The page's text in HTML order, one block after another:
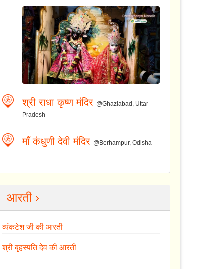
श्री राधा कृष्ण मंदिर @Ghaziabad, Uttar
Pradesh
माँ कंधुणी देवी मंदिर @Berhampur, Odisha
आरती ›
व्यंकटेश जी की आरती
श्री बृहस्पति देव की आरती